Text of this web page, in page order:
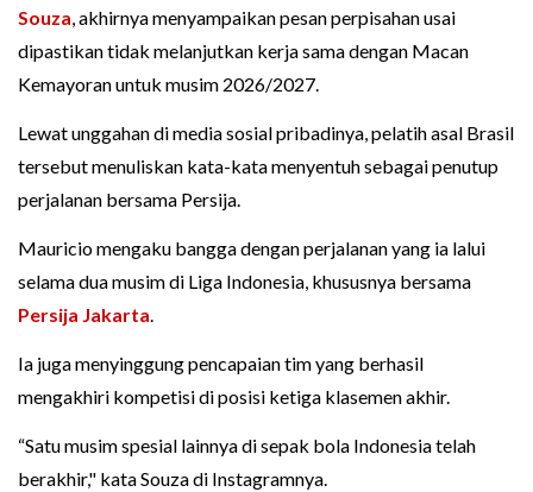
Souza, akhirnya menyampaikan pesan perpisahan usai
dipastikan tidak melanjutkan kerja sama dengan Macan
Kemayoran untuk musim 2026/2027.
Lewat unggahan di media sosial pribadinya, pelatih asal Brasil
tersebut menuliskan kata-kata menyentuh sebagai penutup
perjalanan bersama Persija.
Mauricio mengaku bangga dengan perjalanan yang ia lalui
selama dua musim di Liga Indonesia, khususnya bersama
Persija Jakarta.
Ia juga menyinggung pencapaian tim yang berhasil
mengakhiri kompetisi di posisi ketiga klasemen akhir.
“Satu musim spesial lainnya di sepak bola Indonesia telah
berakhir," kata Souza di Instagramnya.